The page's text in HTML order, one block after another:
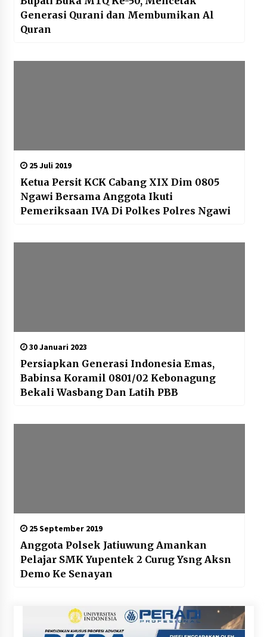
Generasi Qurani dan Membumikan Al
Quran
25 Juli 2019
Ketua Persit KCK Cabang XIX Dim 0805
Ngawi Bersama Anggota Ikuti
Pemeriksaan IVA Di Polkes Polres Ngawi
30 Januari 2023
Persiapkan Generasi Indonesia Emas,
Babinsa Koramil 0801/02 Kebonagung
Bekali Wasbang Dan Latih PBB
25 September 2019
Anggota Polsek Jatiuwung Amankan
Pelajar SMK Yupentek 2 Curug Ysng Aksn
Demo Ke Senayan